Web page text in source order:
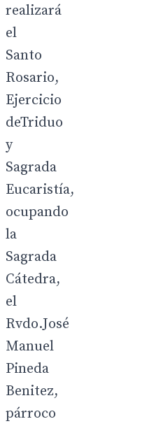
realizará
el
Santo
Rosario,
Ejercicio
deTriduo
y
Sagrada
Eucaristía,
ocupando
la
Sagrada
Cátedra,
el
Rvdo.José
Manuel
Pineda
Benitez,
párroco